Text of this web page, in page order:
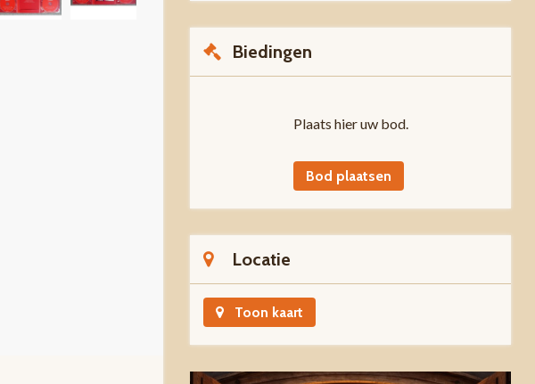
Biedingen
Plaats hier uw bod.
Bod plaatsen
Locatie
Toon kaart